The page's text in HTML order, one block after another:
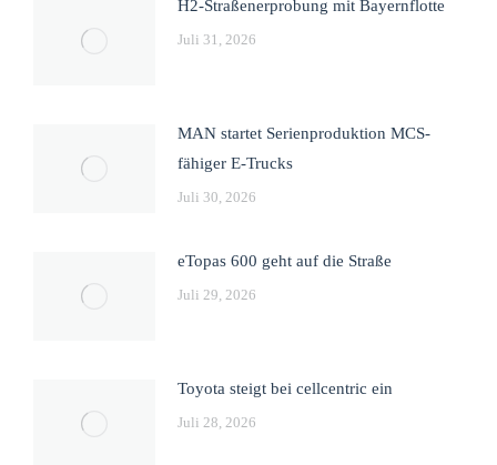
H2-Straßenerprobung mit Bayernflotte
Juli 31, 2026
MAN startet Serienproduktion MCS-
fähiger E-Trucks
Juli 30, 2026
eTopas 600 geht auf die Straße
Juli 29, 2026
Toyota steigt bei cellcentric ein
Juli 28, 2026